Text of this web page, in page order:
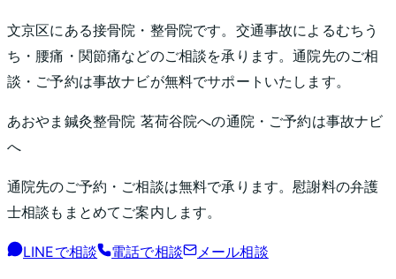
文京区にある接骨院・整骨院です。交通事故によるむちう
ち・腰痛・関節痛などのご相談を承ります。通院先のご相
談・ご予約は事故ナビが無料でサポートいたします。
あおやま鍼灸整骨院 茗荷谷院への通院・ご予約は事故ナビ
へ
通院先のご予約・ご相談は無料で承ります。慰謝料の弁護
士相談もまとめてご案内します。
LINEで相談 電話で相談 メール相談